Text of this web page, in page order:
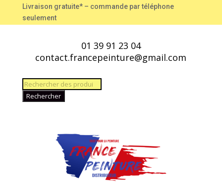
Livraison gratuite* – commande par téléphone
seulement
01 39 91 23 04
contact.francepeinture@gmail.com
Recherche
de
Rechercher